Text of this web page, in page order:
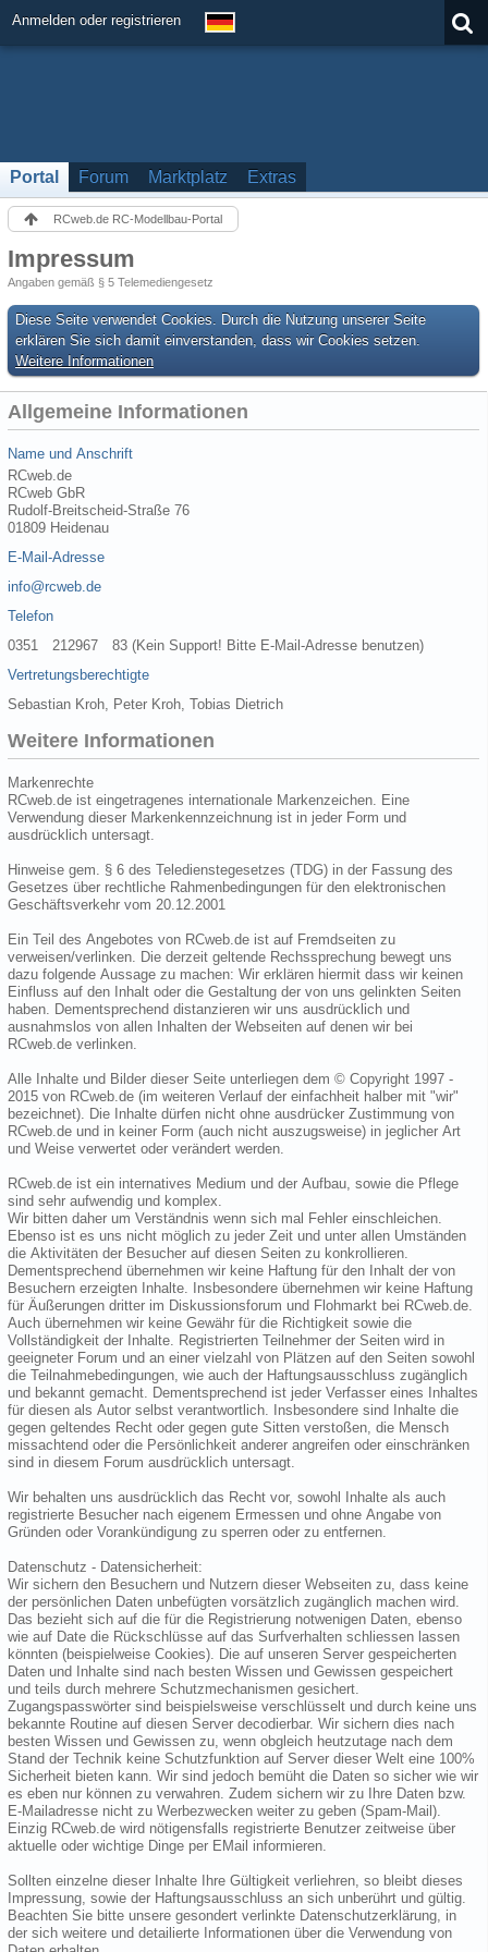
Anmelden oder registrieren
Portal Forum Marktplatz Extras
RCweb.de RC-Modellbau-Portal
Impressum
Angaben gemäß § 5 Telemediengesetz
Diese Seite verwendet Cookies. Durch die Nutzung unserer Seite
erklären Sie sich damit einverstanden, dass wir Cookies setzen.
Weitere Informationen
Allgemeine Informationen
Name und Anschrift
RCweb.de
RCweb GbR
Rudolf-Breitscheid-Straße 76
01809 Heidenau
E-Mail-Adresse
info@rcweb.de
Telefon
0351 212967 83 (Kein Support! Bitte E-Mail-Adresse benutzen)
Vertretungsberechtigte
Sebastian Kroh, Peter Kroh, Tobias Dietrich
Weitere Informationen
Markenrechte
RCweb.de ist eingetragenes internationale Markenzeichen. Eine
Verwendung dieser Markenkennzeichnung ist in jeder Form und
ausdrücklich untersagt.
Hinweise gem. § 6 des Teledienstegesetzes (TDG) in der Fassung des
Gesetzes über rechtliche Rahmenbedingungen für den elektronischen
Geschäftsverkehr vom 20.12.2001
Ein Teil des Angebotes von RCweb.de ist auf Fremdseiten zu
verweisen/verlinken. Die derzeit geltende Rechssprechung bewegt uns
dazu folgende Aussage zu machen: Wir erklären hiermit dass wir keinen
Einfluss auf den Inhalt oder die Gestaltung der von uns gelinkten Seiten
haben. Dementsprechend distanzieren wir uns ausdrücklich und
ausnahmslos von allen Inhalten der Webseiten auf denen wir bei
RCweb.de verlinken.
Alle Inhalte und Bilder dieser Seite unterliegen dem © Copyright 1997 -
2015 von RCweb.de (im weiteren Verlauf der einfachheit halber mit "wir"
bezeichnet). Die Inhalte dürfen nicht ohne ausdrücker Zustimmung von
RCweb.de und in keiner Form (auch nicht auszugsweise) in jeglicher Art
und Weise verwertet oder verändert werden.
RCweb.de ist ein internatives Medium und der Aufbau, sowie die Pflege
sind sehr aufwendig und komplex.
Wir bitten daher um Verständnis wenn sich mal Fehler einschleichen.
Ebenso ist es uns nicht möglich zu jeder Zeit und unter allen Umständen
die Aktivitäten der Besucher auf diesen Seiten zu konkrollieren.
Dementsprechend übernehmen wir keine Haftung für den Inhalt der von
Besuchern erzeigten Inhalte. Insbesondere übernehmen wir keine Haftung
für Äußerungen dritter im Diskussionsforum und Flohmarkt bei RCweb.de.
Auch übernehmen wir keine Gewähr für die Richtigkeit sowie die
Vollständigkeit der Inhalte. Registrierten Teilnehmer der Seiten wird in
geeigneter Forum und an einer vielzahl von Plätzen auf den Seiten sowohl
die Teilnahmebedingungen, wie auch der Haftungsausschluss zugänglich
und bekannt gemacht. Dementsprechend ist jeder Verfasser eines Inhaltes
für diesen als Autor selbst verantwortlich. Insbesondere sind Inhalte die
gegen geltendes Recht oder gegen gute Sitten verstoßen, die Mensch
missachtend oder die Persönlichkeit anderer angreifen oder einschränken
sind in diesem Forum ausdrücklich untersagt.
Wir behalten uns ausdrücklich das Recht vor, sowohl Inhalte als auch
registrierte Besucher nach eigenem Ermessen und ohne Angabe von
Gründen oder Vorankündigung zu sperren oder zu entfernen.
Datenschutz - Datensicherheit:
Wir sichern den Besuchern und Nutzern dieser Webseiten zu, dass keine
der persönlichen Daten unbefügten vorsätzlich zugänglich machen wird.
Das bezieht sich auf die für die Registrierung notwenigen Daten, ebenso
wie auf Date die Rückschlüsse auf das Surfverhalten schliessen lassen
könnten (beispielweise Cookies). Die auf unseren Server gespeicherten
Daten und Inhalte sind nach besten Wissen und Gewissen gespeichert
und teils durch mehrere Schutzmechanismen gesichert.
Zugangspasswörter sind beispielsweise verschlüsselt und durch keine uns
bekannte Routine auf diesen Server decodierbar. Wir sichern dies nach
besten Wissen und Gewissen zu, wenn obgleich heutzutage nach dem
Stand der Technik keine Schutzfunktion auf Server dieser Welt eine 100%
Sicherheit bieten kann. Wir sind jedoch bemüht die Daten so sicher wie wir
es eben nur können zu verwahren. Zudem sichern wir zu Ihre Daten bzw.
E-Mailadresse nicht zu Werbezwecken weiter zu geben (Spam-Mail).
Einzig RCweb.de wird nötigensfalls registrierte Benutzer zeitweise über
aktuelle oder wichtige Dinge per EMail informieren.
Sollten einzelne dieser Inhalte Ihre Gültigkeit verliehren, so bleibt dieses
Impressung, sowie der Haftungsausschluss an sich unberührt und gültig.
Beachten Sie bitte unsere gesondert verlinkte Datenschutzerklärung, in
der sich weitere und detailierte Informationen über die Verwendung von